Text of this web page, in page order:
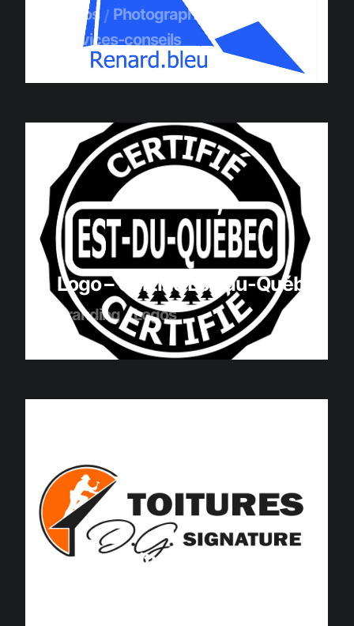
Logos
Photographie
Services-conseils
Logo – Certifié Est-du-Québec
Branding Logos
Logo – Toitures DG Signature